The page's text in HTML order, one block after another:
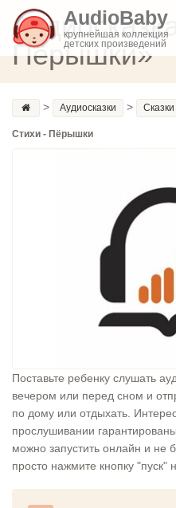
AudioBaby
крупнейшая коллекция
детских произведений
Пёрышки»
> Аудиосказки >
Стихи - Пёрышки
Поставьте ребенку слушать
вечером или перед сном и
по дому или отдыхать.
прослушивании
можно запустить онлайн и не
просто нажмите кнопку "пуск"